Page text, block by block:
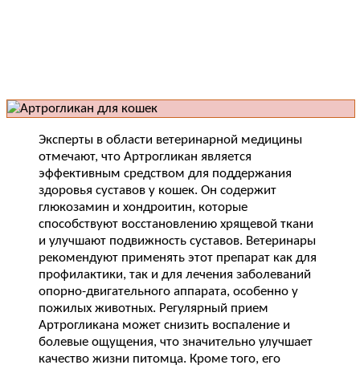
Эксперты в области ветеринарной медицины
отмечают, что Артрогликан является
эффективным средством для поддержания
здоровья суставов у кошек. Он содержит
глюкозамин и хондроитин, которые
способствуют восстановлению хрящевой ткани
и улучшают подвижность суставов. Ветеринары
рекомендуют применять этот препарат как для
профилактики, так и для лечения заболеваний
опорно-двигательного аппарата, особенно у
пожилых животных. Регулярный прием
Артрогликана может снизить воспаление и
болевые ощущения, что значительно улучшает
качество жизни питомца. Кроме того, его